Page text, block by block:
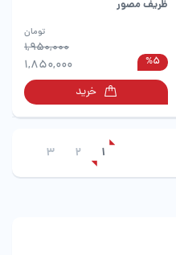
ظریف مصور
1,950,000
تومان
1,850,000 %5
خرید
دارای
انواع
می
1
2
3